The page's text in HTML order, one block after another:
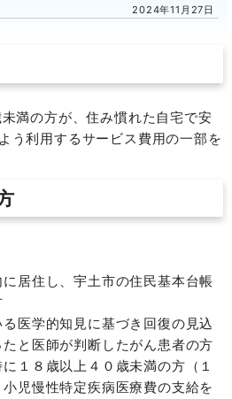
2024年11月27日
満の方が、住み慣れた自宅で安
う利用するサービス費用の一部を
居住し、宇土市の住民基本台帳
医学的知見に基づき回復の見込
と医師が判断したがん患者の方
１８歳以上４０歳未満の方（１
児慢性特定疾病医療費の支給を